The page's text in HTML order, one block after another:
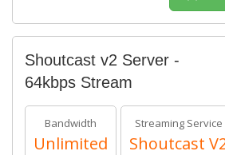
Shoutcast v2 Server -
64kbps Stream
Bandwidth
Unlimited
Streaming Service
Shoutcast